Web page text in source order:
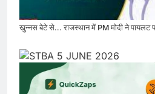
खुन्नस बेटे से... राजस्थान में PM मोदी ने पायलट